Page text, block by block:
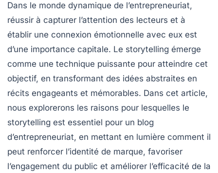
Dans le monde dynamique de l’entrepreneuriat,
réussir à capturer l’attention des lecteurs et à
établir une connexion émotionnelle avec eux est
d’une importance capitale. Le storytelling émerge
comme une technique puissante pour atteindre cet
objectif, en transformant des idées abstraites en
récits engageants et mémorables. Dans cet article,
nous explorerons les raisons pour lesquelles le
storytelling est essentiel pour un blog
d’entrepreneuriat, en mettant en lumière comment il
peut renforcer l’identité de marque, favoriser
l’engagement du public et améliorer l’efficacité de la